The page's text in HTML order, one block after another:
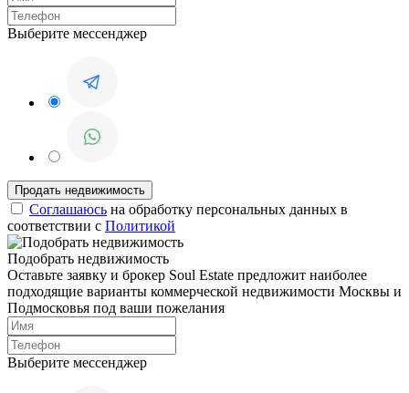
Выберите мессенджер
Соглашаюсь на обработку персональных данных в
соответствии с Политикой
Подобрать недвижимость
Оставьте заявку и брокер Soul Estate предложит наиболее
подходящие варианты коммерческой недвижимости Москвы и
Подмосковья под ваши пожелания
Выберите мессенджер